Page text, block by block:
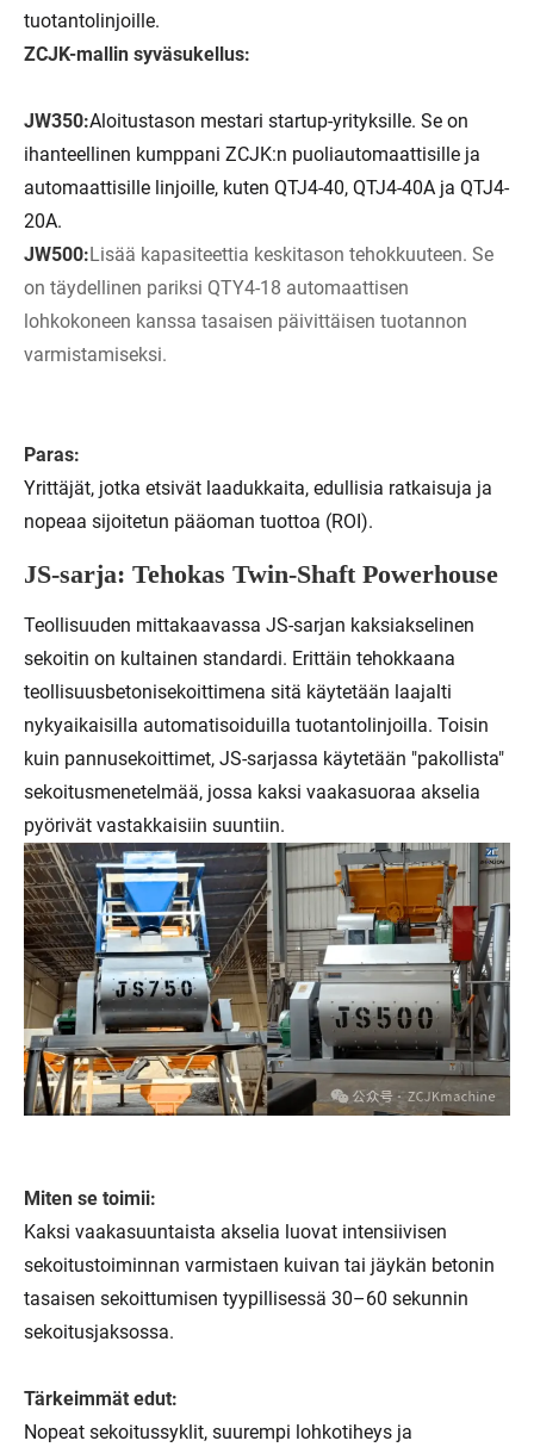
tuotantolinjoille.
ZCJK-mallin syväsukellus:
JW350:Aloitustason mestari startup-yrityksille. Se on
ihanteellinen kumppani ZCJK:n puoliautomaattisille ja
automaattisille linjoille, kuten QTJ4-40, QTJ4-40A ja QTJ4-
20A.
JW500:Lisää kapasiteettia keskitason tehokkuuteen. Se
on täydellinen pariksi QTY4-18 automaattisen
lohkokoneen kanssa tasaisen päivittäisen tuotannon
varmistamiseksi.
Paras:
Yrittäjät, jotka etsivät laadukkaita, edullisia ratkaisuja ja
nopeaa sijoitetun pääoman tuottoa (ROI).
JS-sarja: Tehokas Twin-Shaft Powerhouse
Teollisuuden mittakaavassa JS-sarjan kaksiakselinen
sekoitin on kultainen standardi. Erittäin tehokkaana
teollisuusbetonisekoittimena sitä käytetään laajalti
nykyaikaisilla automatisoiduilla tuotantolinjoilla. Toisin
kuin pannusekoittimet, JS-sarjassa käytetään "pakollista"
sekoitusmenetelmää, jossa kaksi vaakasuoraa akselia
pyörivät vastakkaisiin suuntiin.
Miten se toimii:
Kaksi vaakasuuntaista akselia luovat intensiivisen
sekoitustoiminnan varmistaen kuivan tai jäykän betonin
tasaisen sekoittumisen tyypillisessä 30–60 sekunnin
sekoitusjaksossa.
Tärkeimmät edut:
Nopeat sekoitussyklit, suurempi lohkotiheys ja